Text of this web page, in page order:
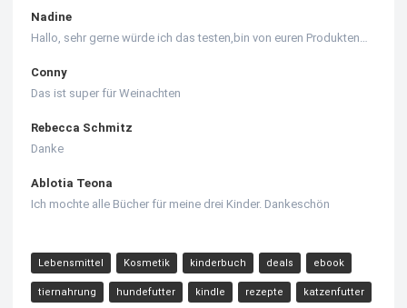
Nadine
Hallo, sehr gerne würde ich das testen,bin von euren Produkten…
Conny
Das ist super für Weinachten
Rebecca Schmitz
Danke
Ablotia Teona
Ich mochte alle Bücher für meine drei Kinder. Dankeschön
Lebensmittel Kosmetik kinderbuch deals ebook
tiernahrung hundefutter kindle rezepte katzenfutter